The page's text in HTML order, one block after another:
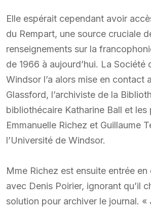
Elle espérait cependant avoir
du Rempart, une source cruciale
renseignements sur la
de 1966 à aujourd’hui. La Société
Windsor l’a alors mise en contact
Glassford, l’archiviste de la
bibliothécaire Katharine Ball et les
Emmanuelle Richez et Guillaume
l’Université de Windsor.
Mme Richez est ensuite entrée
avec Denis Poirier, ignorant qu’il
solution pour archiver le journal. «